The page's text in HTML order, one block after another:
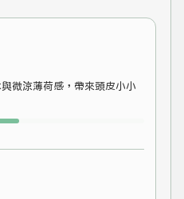
微涼薄荷感，帶來頭皮小小